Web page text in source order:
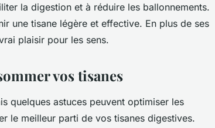
la digestion et à réduire les ballonnements.
une tisane légère et effective. En plus de ses
plaisir pour les sens.
vos tisanes
quelques astuces peuvent optimiser les
le meilleur parti de vos tisanes digestives.